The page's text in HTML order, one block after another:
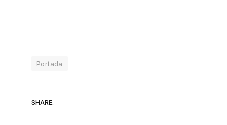
Portada
SHARE.